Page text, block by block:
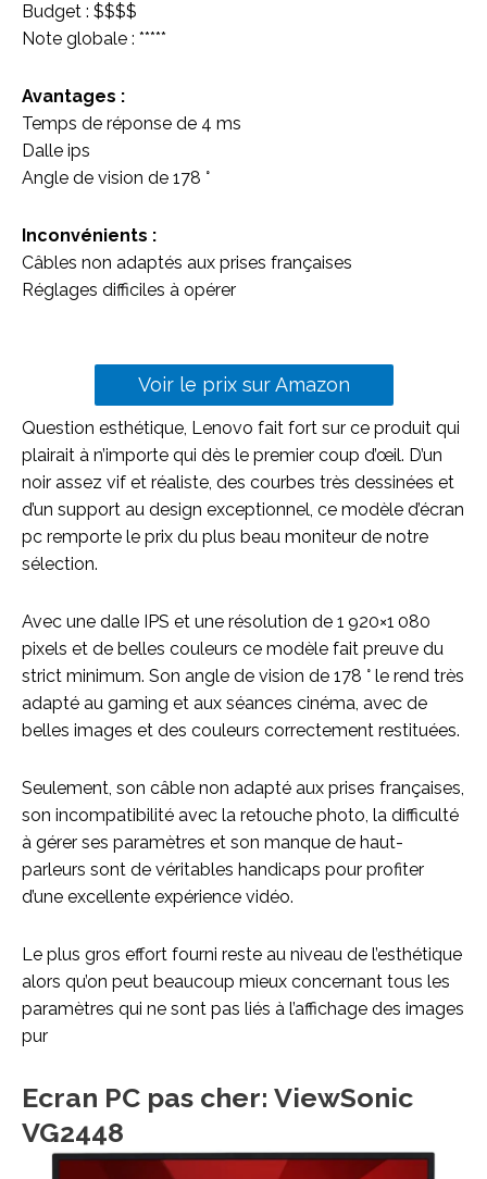
Budget : $$$$
Note globale : *****
Avantages :
Temps de réponse de 4 ms
Dalle ips
Angle de vision de 178 °
Inconvénients :
Câbles non adaptés aux prises françaises
Réglages difficiles à opérer
Voir le prix sur Amazon
Question esthétique, Lenovo fait fort sur ce produit qui
plairait à n’importe qui dès le premier coup d’œil. D’un
noir assez vif et réaliste, des courbes très dessinées et
d’un support au design exceptionnel, ce modèle d’écran
pc remporte le prix du plus beau moniteur de notre
sélection.
Avec une dalle IPS et une résolution de 1 920×1 080
pixels et de belles couleurs ce modèle fait preuve du
strict minimum. Son angle de vision de 178 ° le rend très
adapté au gaming et aux séances cinéma, avec de
belles images et des couleurs correctement restituées.
Seulement, son câble non adapté aux prises françaises,
son incompatibilité avec la retouche photo, la difficulté
à gérer ses paramètres et son manque de haut-
parleurs sont de véritables handicaps pour profiter
d’une excellente expérience vidéo.
Le plus gros effort fourni reste au niveau de l’esthétique
alors qu’on peut beaucoup mieux concernant tous les
paramètres qui ne sont pas liés à l’affichage des images
pur
Ecran PC pas cher: ViewSonic
VG2448